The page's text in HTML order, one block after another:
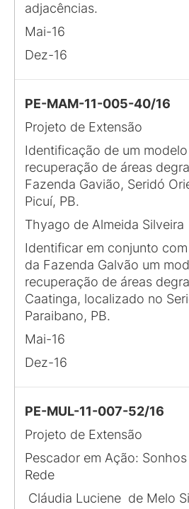
adjacências.
Mai-16
Dez-16
PE-MAM-11-005-40/16
Projeto de Extensão
Identificação de um
recuperação de áreas
Fazenda Gavião, Seridó
Picuí, PB.
Thyago de Almeida Silveira
Identificar em conjunto
da Fazenda Galvão um
recuperação de áreas
Caatinga, localizado no
Paraibano, PB.
Mai-16
Dez-16
PE-MUL-11-007-52/16
Projeto de Extensão
Pescador em Ação:
Rede
Cláudia Luciene de Melo